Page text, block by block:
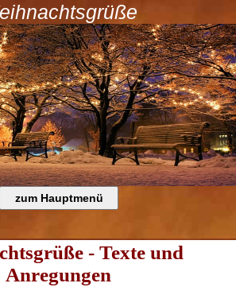
- Texte und
Anregungen